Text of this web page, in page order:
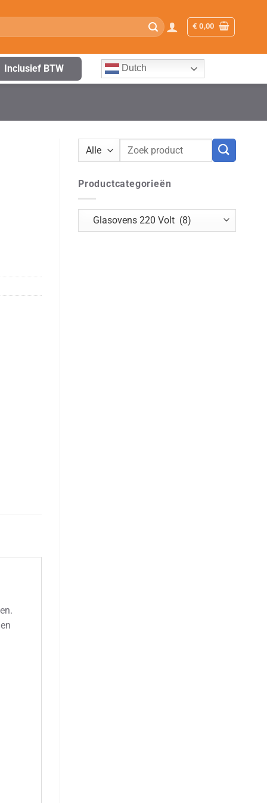
€ 0,00
Inclusief BTW Dutch
Zoeken
Productcategorieën